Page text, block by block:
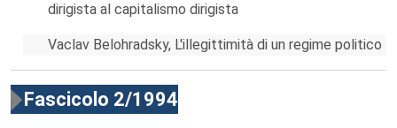
dirigista al capitalismo dirigista
Vaclav Belohradsky, L'illegittimità di un regime politico
Fascicolo 2/1994